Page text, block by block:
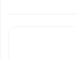
uniquement